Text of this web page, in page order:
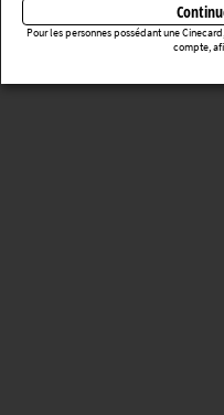
Pour les personnes possédant une
compte,